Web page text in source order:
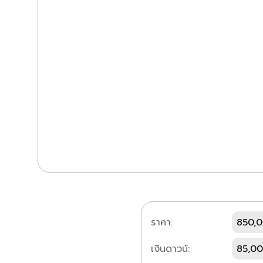
ราคา:
เงินดาวน์: